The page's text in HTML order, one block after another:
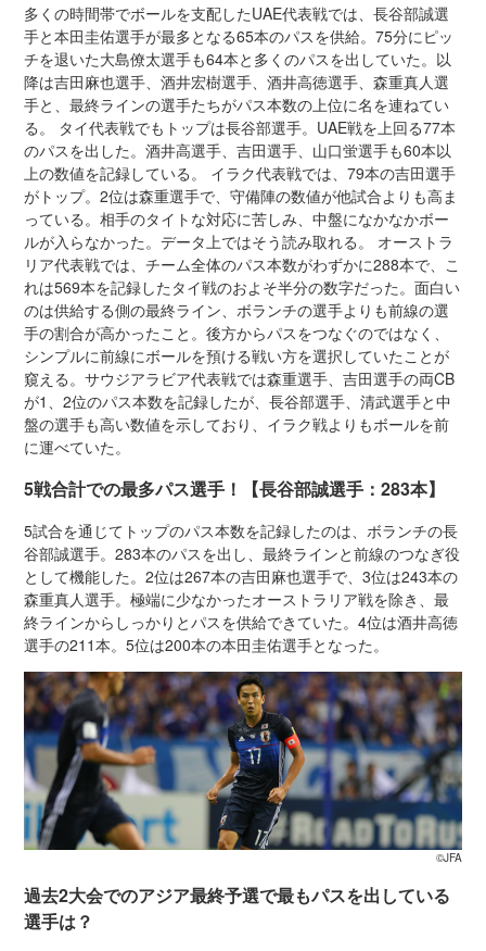
多くの時間帯でボールを支配したUAE代表戦では、長谷部誠選
手と本田圭佑選手が最多となる65本のパスを供給。75分にピッ
チを退いた大島僚太選手も64本と多くのパスを出していた。以
降は吉田麻也選手、酒井宏樹選手、酒井高徳選手、森重真人選
手と、最終ラインの選手たちがパス本数の上位に名を連ねてい
る。 タイ代表戦でもトップは長谷部選手。UAE戦を上回る77本
のパスを出した。酒井高選手、吉田選手、山口蛍選手も60本以
上の数値を記録している。 イラク代表戦では、79本の吉田選手
がトップ。2位は森重選手で、守備陣の数値が他試合よりも高ま
っている。相手のタイトな対応に苦しみ、中盤になかなかボー
ルが入らなかった。データ上ではそう読み取れる。 オーストラ
リア代表戦では、チーム全体のパス本数がわずかに288本で、こ
れは569本を記録したタイ戦のおよそ半分の数字だった。面白い
のは供給する側の最終ライン、ボランチの選手よりも前線の選
手の割合が高かったこと。後方からパスをつなぐのではなく、
シンプルに前線にボールを預ける戦い方を選択していたことが
窺える。サウジアラビア代表戦では森重選手、吉田選手の両CB
が1、2位のパス本数を記録したが、長谷部選手、清武選手と中
盤の選手も高い数値を示しており、イラク戦よりもボールを前
に運べていた。
5戦合計での最多パス選手！【長谷部誠選手：283本】
5試合を通じてトップのパス本数を記録したのは、ボランチの長
谷部誠選手。283本のパスを出し、最終ラインと前線のつなぎ役
として機能した。2位は267本の吉田麻也選手で、3位は243本の
森重真人選手。極端に少なかったオーストラリア戦を除き、最
終ラインからしっかりとパスを供給できていた。4位は酒井高徳
選手の211本。5位は200本の本田圭佑選手となった。
©JFA
過去2大会でのアジア最終予選で最もパスを出している
選手は？